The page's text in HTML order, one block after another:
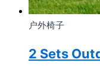
户外椅子
2 Sets